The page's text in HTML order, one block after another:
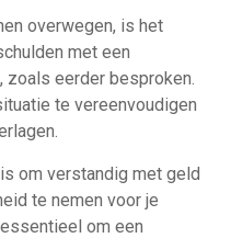
overwegen, is het
met een
zoals eerder besproken.
te vereenvoudigen
om verstandig met geld
te nemen voor je
om een